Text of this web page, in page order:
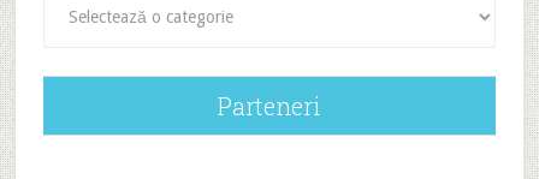
Parteneri